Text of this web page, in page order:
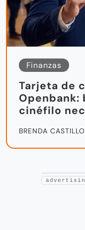
Finanzas
Tarjeta de
cinéfilo
BRENDA CASTILLO